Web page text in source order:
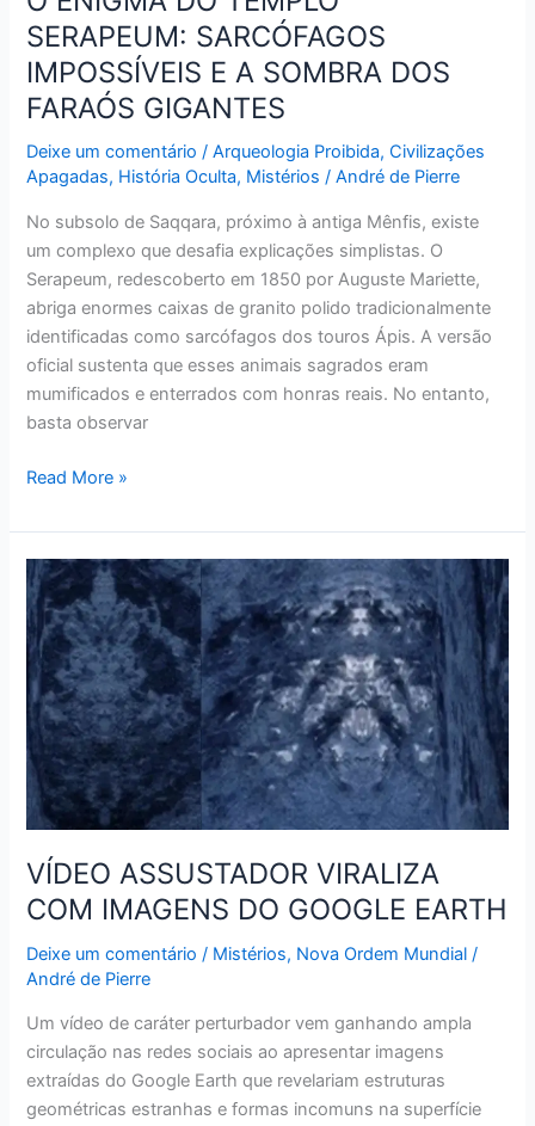
SERAPEUM: SARCÓFAGOS
IMPOSSÍVEIS E A SOMBRA DOS
FARAÓS GIGANTES
Deixe um comentário /Arqueologia Proibida,Civilizações
Apagadas, História Oculta, Mistérios /André de Pierre
No subsolo de Saqqara, próximo à antiga Mênfis, existe
um complexo que desafia explicações simplistas. O
Serapeum, redescoberto em 1850 por Auguste Mariette,
abriga enormes caixas de granito polido tradicionalmente
identificadas como sarcófagos dos touros Ápis. A versão
oficial sustenta que esses animais sagrados eram
mumificados e enterrados com honras reais. No entanto,
basta observar
Read More »
VÍDEO ASSUSTADOR VIRALIZA
COM IMAGENS DO GOOGLE EARTH
Deixe um comentário / Mistérios, Nova Ordem Mundial /
André de Pierre
Um vídeo de caráter perturbador vem ganhando ampla
circulação nas redes sociais ao apresentar imagens
extraídas do Google Earth que revelariam estruturas
geométricas estranhas e formas incomuns na superfície
VÍDEO
ASSUSTADOR
VIRALIZA
COM
IMAGENS
DO
GOOGLE
EARTH